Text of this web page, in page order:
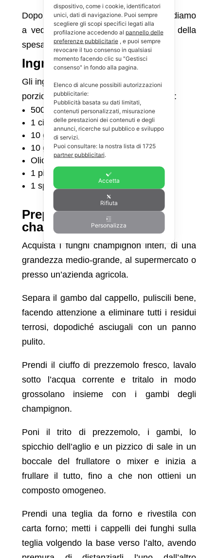
Dopo questa breve presentazione andiamo
a vedere cosa include la nostra lista della
spesa.
Ingredienti
Gli ingredienti per la preparazione di 4
porzioni difunghi champignon ripieni :
500 g funghi champignon interi
1 ciuffo di prezzemolo fresco
10 g Grana Padano (grattugiato)
10 g Pangrattato integrale
Olio extra vergine d’oliva 2 cucchiai
1 pizzico di sale
1 spicchio d’aglio
Preparazione dei funghi
champignon ripieni
Acquista i funghi champignon interi, di una
grandezza medio-grande, al supermercato o
presso un’azienda agricola.
Separa il gambo dal cappello, puliscili bene,
facendo attenzione a eliminare tutti i residui
terrosi, dopodiché asciugali con un panno
pulito.
Prendi il ciuffo di prezzemolo fresco, lavalo
sotto l’acqua corrente e tritalo in modo
grossolano insieme con i gambi degli
champignon.
Poni il trito di prezzemolo, i gambi, lo
spicchio dell’aglio e un pizzico di sale in un
boccale del frullatore o mixer e inizia a
frullare il tutto, fino a che non ottieni un
composto omogeneo.
Prendi una teglia da forno e rivestila con
carta forno; metti i cappelli dei funghi sulla
teglia volgendo la base verso l’alto, avendo
dispositivo, come i cookie, identificatori
unici, dati di navigazione. Puoi sempre
scegliere gli scopi specifici legati alla
profilazione accedendo al pannello delle
preferenze pubblicitarie, e puoi sempre
revocare il tuo consenso in qualsiasi
momento facendo clic su "Gestisci
consenso" in fondo alla pagina.
Elenco di alcune possibili autorizzazioni
pubblicitarie:
Pubblicità basata su dati limitati,
contenuti personalizzati, misurazione
delle prestazioni dei contenuti e degli
annunci, ricerche sul pubblico e sviluppo
di servizi.
Puoi consultare: la nostra lista di 1725
partner pubblicitari.
Accetta
Rifiuta
Personalizza